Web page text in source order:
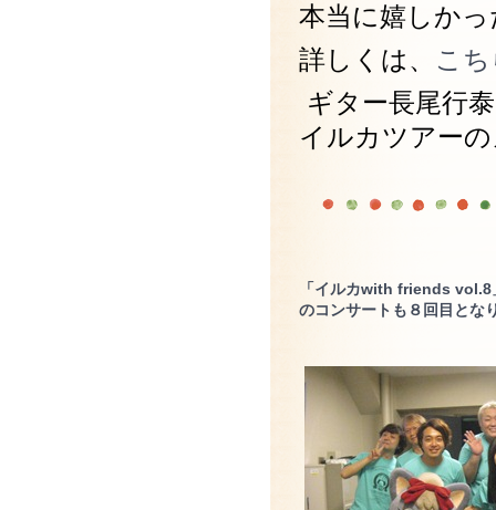
本当に嬉しかっ
詳しくは、
こ
ギター長尾行
イルカツアー
「イルカwith friends vol.8
のコンサートも８回目とな